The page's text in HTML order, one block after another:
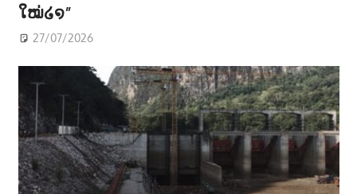
ໃໝ່໒໑”
27/07/2026